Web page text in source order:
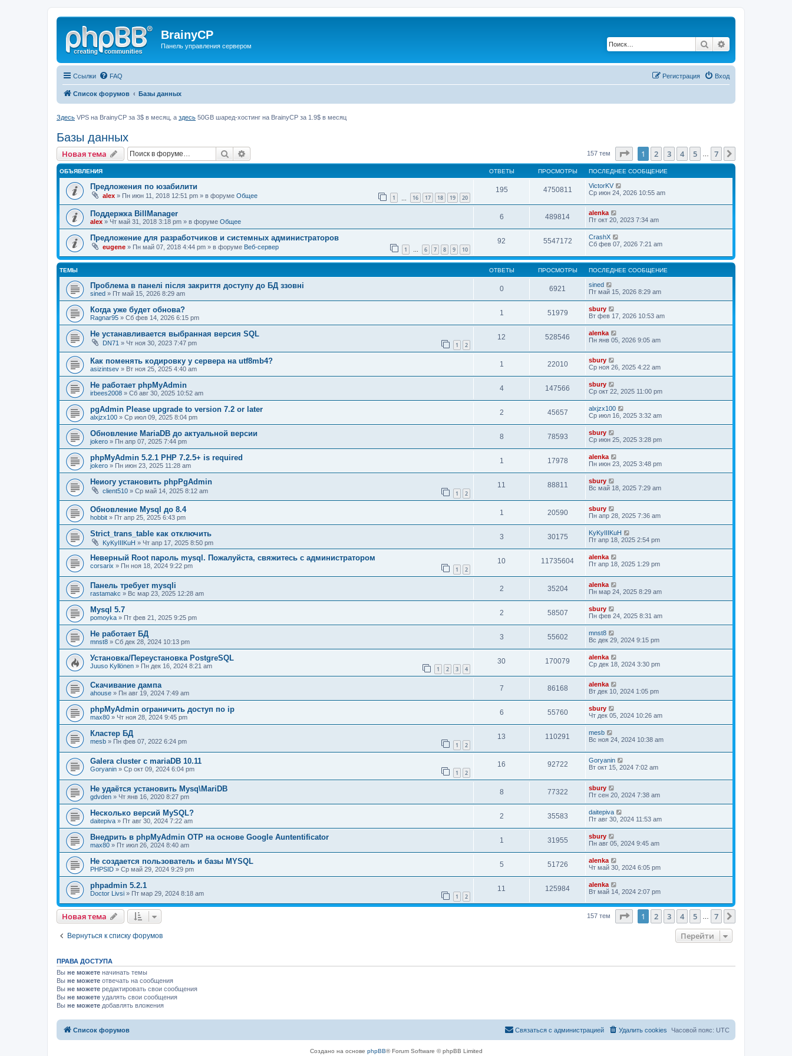
BrainyCP
Панель управления сервером Поиск
Ссылки FAQ Вход
Регистрация
Список форумов Базы данных
Здесь VPS на BrainyCP за 3$ в месяц, а здесь 50GB шаред-хостинг на BrainyCP за 1.9$ в месяц
Базы данных
Новая тема Поиск 157 тем Страница1 из
1 2 3 4 5 7
ОБЪЯВЛЕНИЯ ОТВЕТЫ ПРОСМОТРЫ ПОСЛЕДНЕЕ СООБЩЕНИЕ
Предложения по юзабилити
alex » Пн июн 11, 2018 12:51 pm » в форуме Общее 1 16 17 18 19 20
195 4750811
VictorKV
Ср июн 24, 2026 10:55 am
Поддержка BillManager
alex » Чт май 31, 2018 3:18 pm » в форуме Общее
6 489814
alenka
Пт окт 20, 2023 7:34 am
Предложение для разработчиков и системных администраторов
eugene » Пн май 07, 2018 4:44 pm » в форуме Веб-сервер 1 … 6 7 8 9 10
92 5547172
CrashX
Сб фев 07, 2026 7:21 am
ТЕМЫ ОТВЕТЫ ПРОСМОТРЫ ПОСЛЕДНЕЕ СООБЩЕНИЕ
Проблема в панелі після закриття доступу до БД ззовні
sined » Пт май 15, 2026 8:29 am
0 6921
sined
Пт май 15, 2026 8:29 am
Когда уже будет обнова?
Ragnar95 » Сб фев 14, 2026 6:15 pm
1 51979
sbury
Вт фев 17, 2026 10:53 am
Не устанавливается выбранная версия SQL
DN71 » Чт ноя 30, 2023 7:47 pm 1 2
12 528546
alenka
Пн янв 05, 2026 9:05 am
Как поменять кодировку у сервера на utf8mb4?
asizintsev » Вт ноя 25, 2025 4:40 am
1 22010
sbury
Ср ноя 26, 2025 4:22 am
Не работает phpMyAdmin
irbees2008 » Сб авг 30, 2025 10:52 am
4 147566
sbury
Ср окт 22, 2025 11:00 pm
pgAdmin Please upgrade to version 7.2 or later
alxjzx100 » Ср июл 09, 2025 8:04 pm
2 45657
alxjzx100
Ср июл 16, 2025 3:32 am
Обновление MariaDB до актуальной версии
jokero » Пн апр 07, 2025 7:44 pm
8 78593
sbury
Ср июн 25, 2025 3:28 pm
phpMyAdmin 5.2.1 PHP 7.2.5+ is required
jokero » Пн июн 23, 2025 11:28 am
1 17978
alenka
Пн июн 23, 2025 3:48 pm
Неиогу установить phpPgAdmin
client510 » Ср май 14, 2025 8:12 am 1 2
11 88811
sbury
Вс май 18, 2025 7:29 am
Обновление Mysql до 8.4
hobbit » Пт апр 25, 2025 6:43 pm
1 20590
sbury
Пн апр 28, 2025 7:36 am
Strict_trans_table как отключить
KyKyIIIKuH » Чт апр 17, 2025 8:50 pm
3 30175
KyKyIIIKuH
Пт апр 18, 2025 2:54 pm
Неверный Root пароль mysql. Пожалуйста, свяжитесь с администратором
corsarix » Пн ноя 18, 2024 9:22 pm 1 2
10 11735604
alenka
Пт апр 18, 2025 1:29 pm
Панель требует mysqli
rastamakc » Вс мар 23, 2025 12:28 am
2 35204
alenka
Пн мар 24, 2025 8:29 am
Mysql 5.7
pomoyka » Пт фев 21, 2025 9:25 pm
2 58507
sbury
Пн фев 24, 2025 8:31 am
Не работает БД
mnst8 » Сб дек 28, 2024 10:13 pm
3 55602
mnst8
Вс дек 29, 2024 9:15 pm
Установка/Переустановка PostgreSQL
Juuso Kyllönen » Пн дек 16, 2024 8:21 am 1 2 3 4
30 170079
alenka
Ср дек 18, 2024 3:30 pm
Скачивание дампа
ahouse » Пн авг 19, 2024 7:49 am
7 86168
alenka
Вт дек 10, 2024 1:05 pm
phpMyAdmin ограничить доступ по ip
max80 » Чт ноя 28, 2024 9:45 pm
6 55760
sbury
Чт дек 05, 2024 10:26 am
Кластер БД
mesb » Пн фев 07, 2022 6:24 pm 1 2
13 110291
mesb
Вс ноя 24, 2024 10:38 am
Galera cluster с mariaDB 10.11
Goryanin » Ср окт 09, 2024 6:04 pm 1 2
16 92722
Goryanin
Вт окт 15, 2024 7:02 am
Не удаётся установить Mysq\MariDB
gdvden » Чт янв 16, 2020 8:27 pm
8 77322
sbury
Пт сен 20, 2024 7:38 am
Несколько версий MySQL?
daitepiva » Пт авг 30, 2024 7:22 am
2 35583
daitepiva
Пт авг 30, 2024 11:53 am
Внедрить в phpMyAdmin OTP на основе Google Auntentificator
max80 » Пт июл 26, 2024 8:40 am
1 31955
sbury
Пн авг 05, 2024 9:45 am
Не создается пользователь и базы MYSQL
PHPSID » Ср май 29, 2024 9:29 pm
5 51726
alenka
Чт май 30, 2024 6:05 pm
phpadmin 5.2.1
Doctor Livsi » Пт мар 29, 2024 8:18 am 1 2
11 125984
alenka
Вт май 14, 2024 2:07 pm
Новая тема 157 тем Страница1 из
1 2 3 4 5 7
Вернуться к списку форумов Перейти
ПРАВА ДОСТУПА
Вы не можете начинать темы
Вы не можете отвечать на сообщения
Вы не можете редактировать свои сообщения
Вы не можете удалять свои сообщения
Вы не можете добавлять вложения
Список форумов Часовой пояс: UTC
Удалить cookies
Связаться с администрацией
Создано на основе phpBB® Forum Software © phpBB Limited